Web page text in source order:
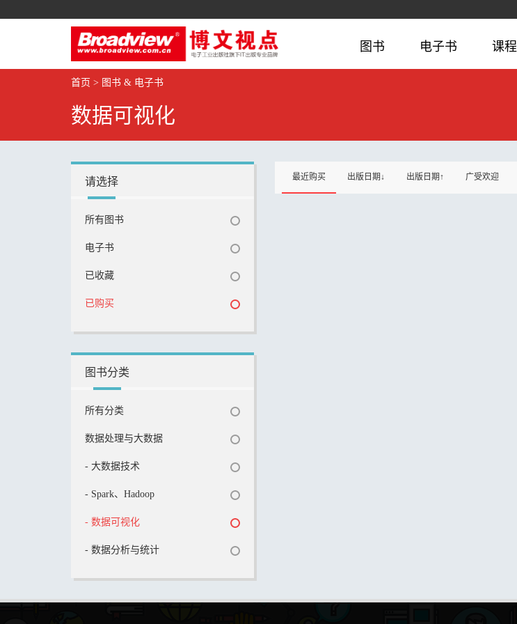
图书 电子书 课程
首页 > 图书 & 电子书
数据可视化
请选择
所有图书
电子书
已收藏
已购买
图书分类
所有分类
数据处理与大数据
- 大数据技术
- Spark、Hadoop
- 数据可视化
- 数据分析与统计
最近购买 出版日期↓ 出版日期↑ 广受欢迎